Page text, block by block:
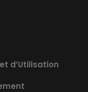
d’Utilisation